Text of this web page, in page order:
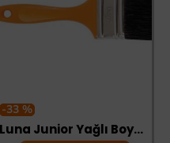
-33 %
Luna Junior Yağlı Boya Fırçası No:2,5